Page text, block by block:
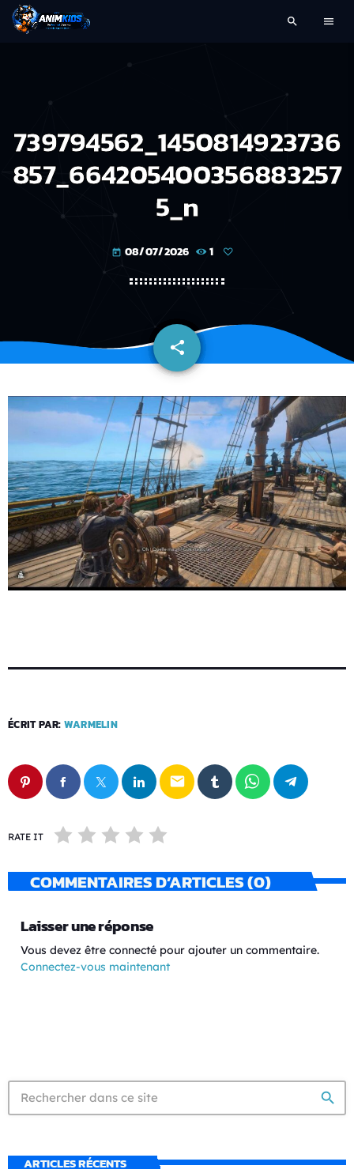
search menu
739794562_1450814923736
857_664205400356883257
5_n
today 08/07/2026 1
share
email
ÉCRIT PAR: WARMELIN
email
RATE IT
COMMENTAIRES D’ARTICLES (0)
Laisser une réponse
Vous devez être connecté pour ajouter un commentaire.
Connectez-vous maintenant
search
ARTICLES RÉCENTS